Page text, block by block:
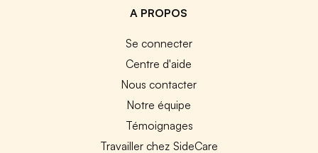
A PROPOS
Se connecter
Centre d'aide
Nous contacter
Notre équipe
Témoignages
Travailler chez SideCare